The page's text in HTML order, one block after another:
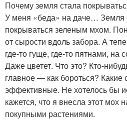
Почему земля стала
У меня «беда» на даче… Земля
покрываться зеленым мхом.
от сырости вдоль забора. А
где-то гуще, где-то пятнами, на
Даже цветет. Что это? Кто-
главное — как бороться?
эффективные. Не хотелось бы
кажется, что я внесла этот мох
покупными растениями.